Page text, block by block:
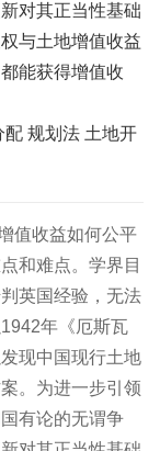
对其正当性基础
与土地增值收益
能获得增值收
规划法 土地开
值收益如何公平
和难点。学界目
英国经验，无法
年《厄斯瓦
现中国现行土地
。为进一步引领
有论的无谓争